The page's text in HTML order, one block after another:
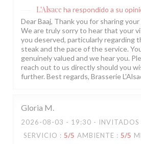
L'Alsace ha respondido a su
Dear Baaj, Thank you for sharing
We are truly sorry to hear that your
you deserved, particularly regarding
steak and the pace of the service.
genuinely valued and we hear you.
reach out to us directly should you
further. Best regards, Brasserie
Gloria M
2026-08-03 - 19:30 - INVITADOS
SERVICIO : 5/5 AMBIENTE : 5/5